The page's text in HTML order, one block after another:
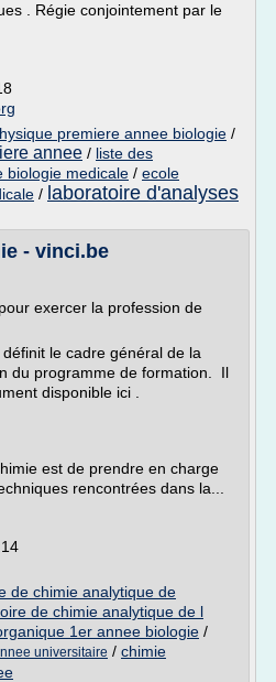
. Régie conjointement par le
premiere annee biologie /
annee / liste des
biologie medicale / ecole
/ laboratoire d'analyses
- vinci.be
exercer la profession de
le cadre général de la
du programme de formation. Il
disponible ici .
est de prendre en charge
rencontrées dans la...
de chimie analytique de
de chimie analytique de l
1er annee biologie /
universitaire / chimie